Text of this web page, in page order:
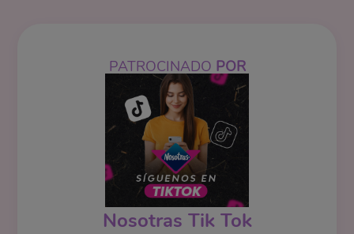
PATROCINADO POR
Nosotras Tik Tok